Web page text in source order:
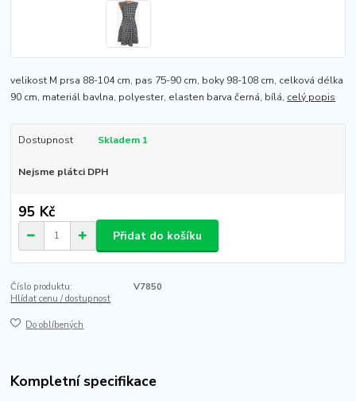
velikost M prsa 88-104 cm, pas 75-90 cm, boky 98-108 cm, celková délka
90 cm, materiál bavlna, polyester, elasten barva černá, bílá, celý popis
Dostupnost Skladem 1
Nejsme plátci DPH
95 Kč
Přidat do košíku
Číslo produktu:
V7850
Hlídat cenu / dostupnost
Do oblíbených
Kompletní specifikace